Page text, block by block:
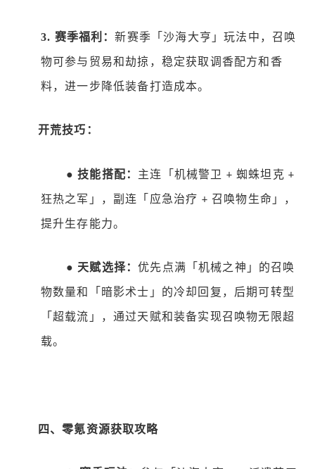
3. 赛季福利：新赛季「沙海大亨」玩法中，召唤
物可参与贸易和劫掠，稳定获取调香配方和香
料，进一步降低装备打造成本。
开荒技巧：
● 技能搭配： 主连「机械警卫 +蜘蛛坦克+
狂热之军」，副连「应急治疗 +召唤物生命」，
提升生存能力。
● 天赋选择：优先点满「机械之神」的召唤
物数量和「暗影术士」的冷却回复，后期可转型
「超载流」，通过天赋和装备实现召唤物无限超
载。
四、零氪资源获取攻略